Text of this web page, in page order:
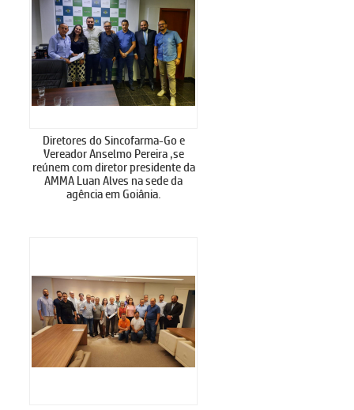
Diretores do Sincofarma-Go e
Vereador Anselmo Pereira ,se
reúnem com diretor presidente da
AMMA Luan Alves na sede da
agência em Goiânia.